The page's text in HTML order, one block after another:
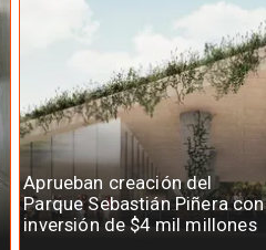
Aprueban creación del
Parque Sebastián Piñera con
inversión de $4 mil millones